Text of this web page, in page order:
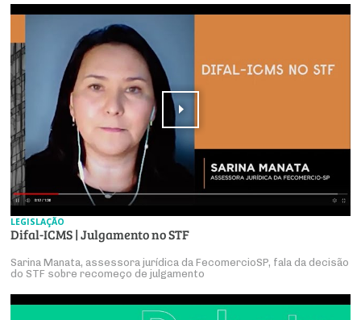
LEGISLAÇÃO
Difal-ICMS | Julgamento no STF
Sarina Manata, assessora jurídica da FecomercioSP, fala da decisão
do STF sobre recomeço de julgamento